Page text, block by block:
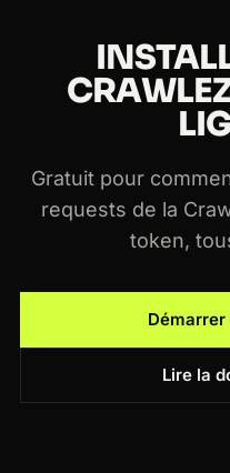
Gratuit pour
requests de la
token,
Lire la